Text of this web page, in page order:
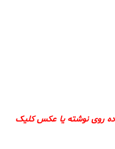
روی نوشته یا عکس کلیک